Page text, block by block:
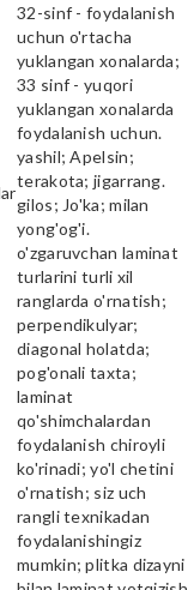
32-sinf - foydalanish
uchun o'rtacha
yuklangan xonalarda;
33 sinf - yuqori
yuklangan xonalarda
foydalanish uchun.
yashil; Apelsin;
terakota; jigarrang.
gilos; Jo'ka; milan
yong'og'i.
o'zgaruvchan laminat
turlarini turli xil
ranglarda o'rnatish;
perpendikulyar;
diagonal holatda;
pog'onali taxta;
laminat
qo'shimchalardan
foydalanish chiroyli
ko'rinadi; yo'l chetini
o'rnatish; siz uch
rangli texnikadan
foydalanishingiz
mumkin; plitka dizayni